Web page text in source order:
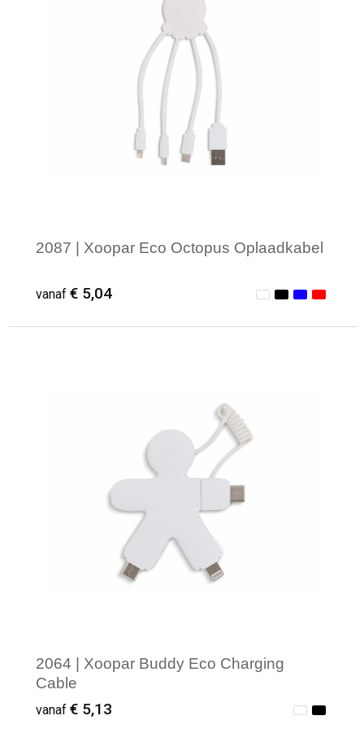
2087 | Xoopar Eco Octopus Oplaadkabel
vanaf € 5,04
2064 | Xoopar Buddy Eco Charging
Cable
vanaf € 5,13